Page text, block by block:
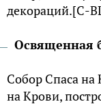
декораций.[С-
Освященная
Собор Спаса на
на Крови,